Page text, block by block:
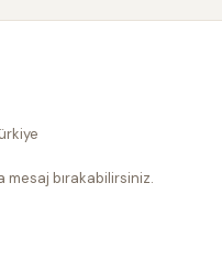
mesaj bırakabilirsiniz.